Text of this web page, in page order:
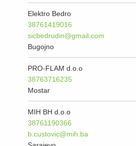
Elektro Bedro
38761419016
sicbedrudin@gmail.com
Bugojno
PRO-FLAM d.o.o
38763716235
Mostar
MIH BH d.o.o
38761190366
b.custovic@mih.ba